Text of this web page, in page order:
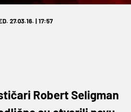
27.03.16. | 17:57
Robert Seligman